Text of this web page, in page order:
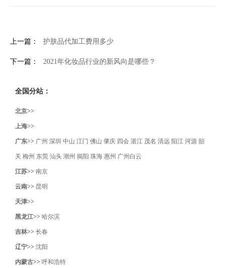
上一篇： 护肤品代加工费用多少
下一篇： 2021年化妆品行业的新风向是哪些？
全国分站：
北京>>
上海>>
广东>> 广州 深圳 中山 江门 佛山 肇庆 四会 湛江 茂名 清远 阳江 河源 韶
关 梅州 东莞 汕头 潮州 揭阳 珠海 惠州 广州白云
江苏>> 南京
云南>> 昆明
天津>>
黑龙江>> 哈尔滨
吉林>> 长春
辽宁>> 沈阳‌
内蒙古>> 呼和浩特